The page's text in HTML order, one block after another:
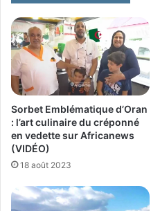
Sorbet Emblématique d’Oran
: l’art culinaire du créponné
en vedette sur Africanews
(VIDÉO)
18 août 2023